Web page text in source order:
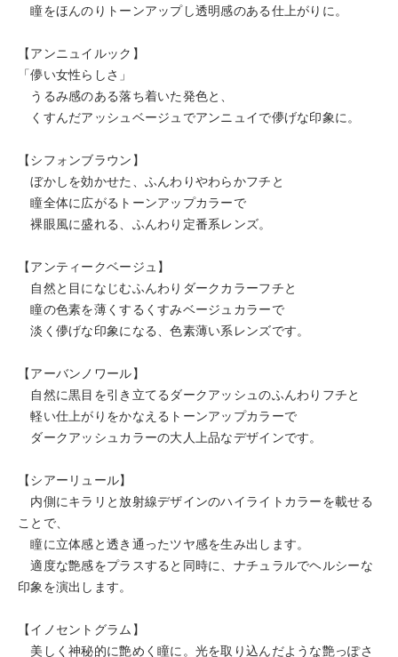
瞳をほんのりトーンアップし透明感のある仕上がりに。
【アンニュイルック】
「儚い女性らしさ」
うるみ感のある落ち着いた発色と、
くすんだアッシュベージュでアンニュイで儚げな印象に。
【シフォンブラウン】
ぼかしを効かせた、ふんわりやわらかフチと
瞳全体に広がるトーンアップカラーで
裸眼風に盛れる、ふんわり定番系レンズ。
【アンティークベージュ】
自然と目になじむふんわりダークカラーフチと
瞳の色素を薄くするくすみベージュカラーで
淡く儚げな印象になる、色素薄い系レンズです。
【アーバンノワール】
自然に黒目を引き立てるダークアッシュのふんわりフチと
軽い仕上がりをかなえるトーンアップカラーで
ダークアッシュカラーの大人上品なデザインです。
【シアーリュール】
内側にキラリと放射線デザインのハイライトカラーを載せる
ことで、
瞳に立体感と透き通ったツヤ感を生み出します。
適度な艶感をプラスすると同時に、ナチュラルでヘルシーな
印象を演出します。
【イノセントグラム】
美しく神秘的に艶めく瞳に。光を取り込んだような艶っぽさ